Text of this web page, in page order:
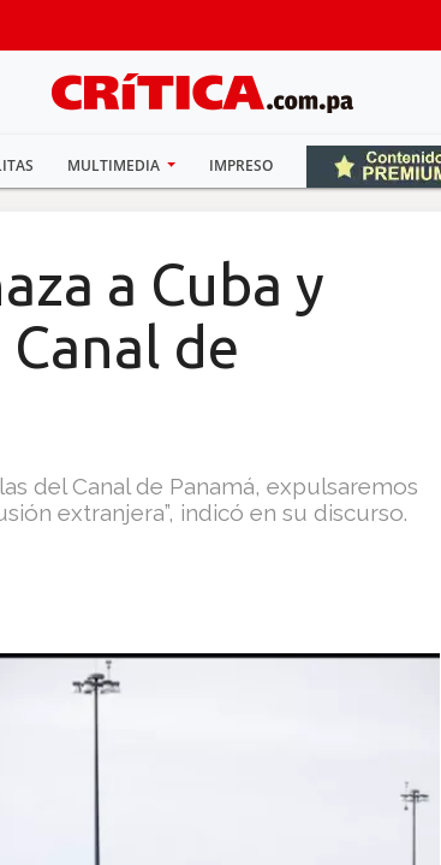
MULTIMEDIA IMPRESO
a Cuba y
de
del Canal de Panamá, expulsaremos
extranjera”, indicó en su discurso.